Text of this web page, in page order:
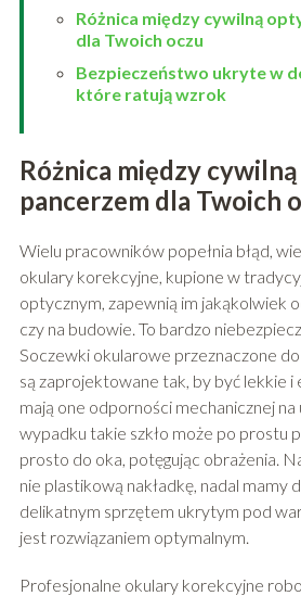
Różnica między cywilną
dla Twoich oczu
Bezpieczeństwo ukryte w
które ratują wzrok
Różnica między
pancerzem dla Twoich
Wielu pracowników popełnia błąd,
okulary korekcyjne, kupione w
optycznym, zapewnią im jakąkolwiek
czy na budowie. To bardzo
Soczewki okularowe przeznaczone
są zaprojektowane tak, by być lekkie i
mają one odporności mechanicznej
wypadku takie szkło może po prostu
prosto do oka, potęgując obrażenia.
nie plastikową nakładkę, nadal mamy
delikatnym sprzętem ukrytym pod
jest rozwiązaniem optymalnym.
Profesjonalne okulary korekcyjne